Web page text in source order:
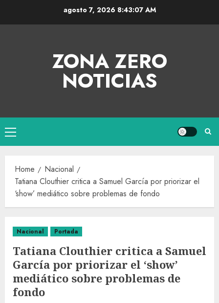
agosto 7, 2026 8:43:08 AM
ZONA ZERO
NOTICIAS
Home
Nacional
Tatiana Clouthier critica a Samuel García por priorizar el
‘show’ mediático sobre problemas de fondo
Nacional Portada
Tatiana Clouthier critica a Samuel
García por priorizar el ‘show’
mediático sobre problemas de
fondo